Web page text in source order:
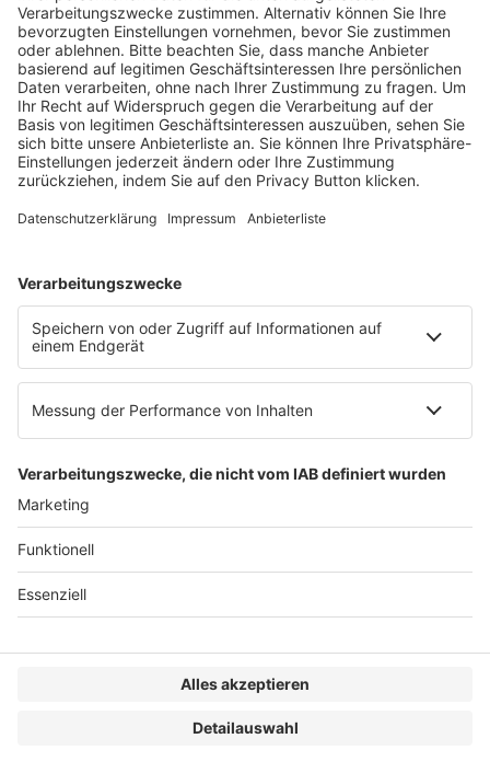
Fachmedien Recht und Wirtschaft
Ein Fachbereich der
dfv Mediengruppe
Mainzer Landstr. 251
60326 Frankfurt am Main
E-Mail:info@ruw.de
Web:https://www.ruw.de
AGB
Datenschutzerklärung
Genderhinweis
Cookie-Einstellungen